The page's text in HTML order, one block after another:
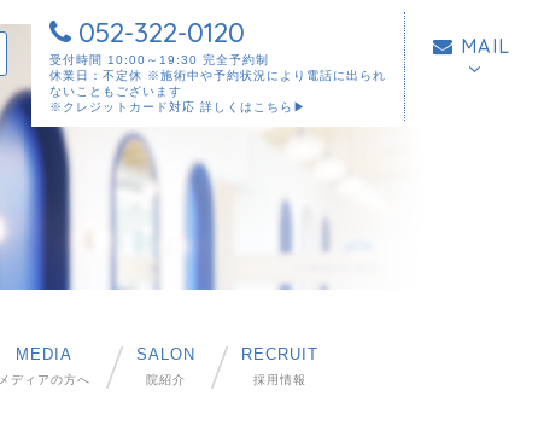
052-322-0120
受付時間 10:00～19:30 完全予約制
休業日：不定休 ※施術中や予約状況により電話に出られ
ないこともございます
※クレジットカード対応 詳しくはこちら▶︎
MAIL
MEDIA
メディアの方へ
SALON
院紹介
RECRUIT
採用情報